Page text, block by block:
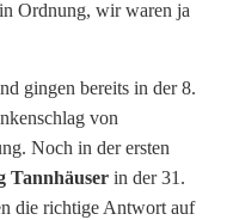
Ordnung, wir waren ja
gingen bereits in der 8.
von
Noch in der ersten
Tannhäuser in der 31.
die richtige Antwort auf